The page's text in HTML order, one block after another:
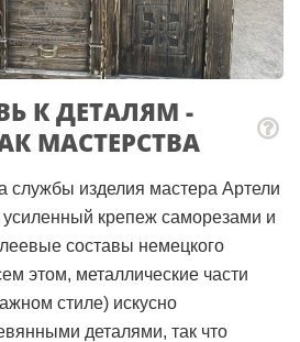
К ДЕТАЛЯМ -
МАСТЕРCТВА
изделия мастера Артели
крепеж саморезами и
составы немецкого
этом, металлические части
стиле) искусно
деталями, так что